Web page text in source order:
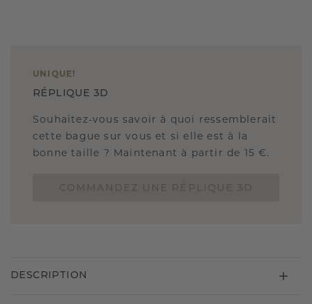
UNIQUE !
RÉPLIQUE 3D
Souhaitez-vous savoir à quoi ressemblerait
cette bague sur vous et si elle est à la
bonne taille ? Maintenant à partir de 15 €.
DESCRIPTION